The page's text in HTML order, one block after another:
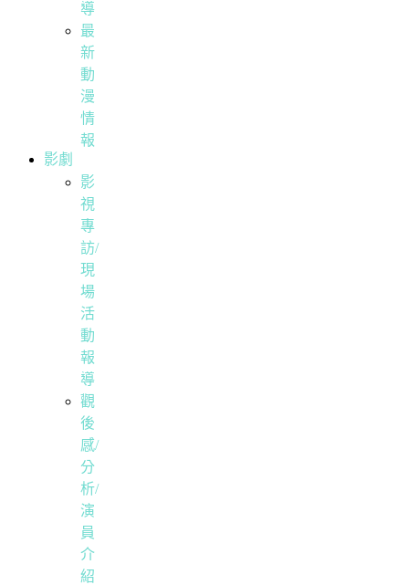
導
最
新
動
漫
情
報
影劇
影
視
專
訪/
現
場
活
動
報
導
觀
後
感/
分
析/
演
員
介
紹